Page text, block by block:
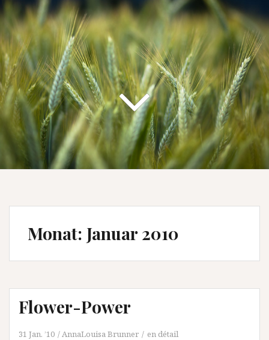
Monat: Januar 2010
Flower-Power
31 Jan. ’10 AnnaLouisa Brunner en détail